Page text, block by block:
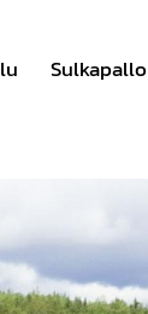
Sulkapallo